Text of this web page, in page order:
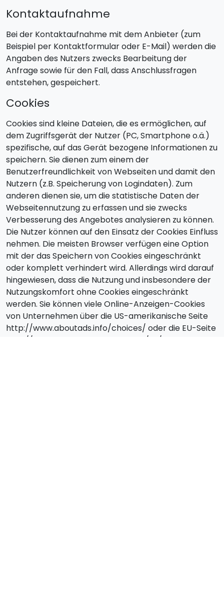
Kontaktaufnahme
Bei der Kontaktaufnahme mit dem Anbieter (zum
Beispiel per Kontaktformular oder E-Mail) werden die
Angaben des Nutzers zwecks Bearbeitung der
Anfrage sowie für den Fall, dass Anschlussfragen
entstehen, gespeichert.
Cookies
Cookies sind kleine Dateien, die es ermöglichen, auf
dem Zugriffsgerät der Nutzer (PC, Smartphone o.ä.)
spezifische, auf das Gerät bezogene Informationen zu
speichern. Sie dienen zum einem der
Benutzerfreundlichkeit von Webseiten und damit den
Nutzern (z.B. Speicherung von Logindaten). Zum
anderen dienen sie, um die statistische Daten der
Webseitennutzung zu erfassen und sie zwecks
Verbesserung des Angebotes analysieren zu können.
Die Nutzer können auf den Einsatz der Cookies Einfluss
nehmen. Die meisten Browser verfügen eine Option
mit der das Speichern von Cookies eingeschränkt
oder komplett verhindert wird. Allerdings wird darauf
hingewiesen, dass die Nutzung und insbesondere der
Nutzungskomfort ohne Cookies eingeschränkt
werden. Sie können viele Online-Anzeigen-Cookies
von Unternehmen über die US-amerikanische Seite
http://www.aboutads.info/choices/ oder die EU-Seite
http://www.youronlinechoices.com/uk/your-ad-